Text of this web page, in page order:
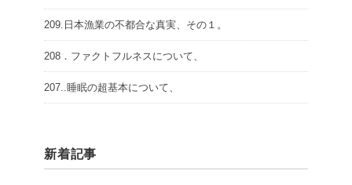
209.日本漁業の不都合な真実、その１。
208．ファクトフルネスについて、
207..睡眠の超基本について、
新着記事